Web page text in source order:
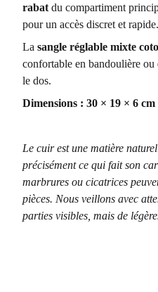
rabat du compartiment
pour un accès discret et rapide.
La sangle réglable mixte
confortable en bandoulière
le dos.
Dimensions : 30 × 19 × 6 cm
Le cuir est une matière
précisément ce qui fait son
marbrures ou cicatrices
pièces. Nous veillons avec
parties visibles, mais de